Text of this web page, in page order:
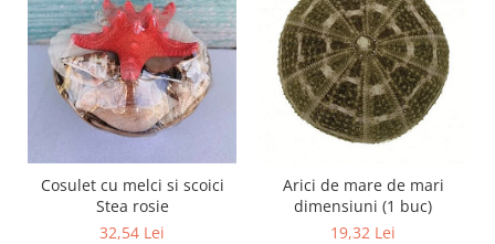
Cosulet cu melci si scoici
Stea rosie
32,54 Lei
Arici de mare de mari
dimensiuni (1 buc)
19,32 Lei